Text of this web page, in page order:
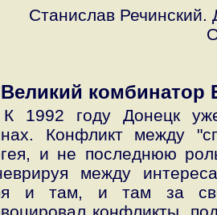
Станислав Речинский.
Великий комбинатор
К 1992 году Донецк
Конфликт между
и не последнюю
между
и там, и там за